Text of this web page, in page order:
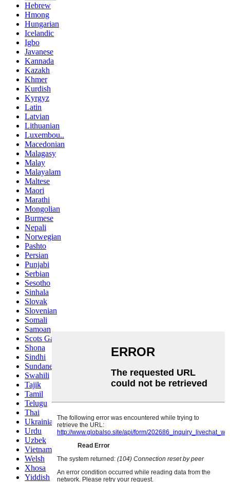
Hebrew
Hmong
Hungarian
Icelandic
Igbo
Javanese
Kannada
Kazakh
Khmer
Kurdish
Kyrgyz
Latin
Latvian
Lithuanian
Luxembou..
Macedonian
Malagasy
Malay
Malayalam
Maltese
Maori
Marathi
Mongolian
Burmese
Nepali
Norwegian
Pashto
Persian
Punjabi
Serbian
Sesotho
Sinhala
Slovak
Slovenian
Somali
Samoan
Scots Gaelic
Shona
Sindhi
Sundanese
Swahili
Tajik
Tamil
Telugu
Thai
Ukrainian
Urdu
Uzbek
Vietnamese
Welsh
Xhosa
Yiddish